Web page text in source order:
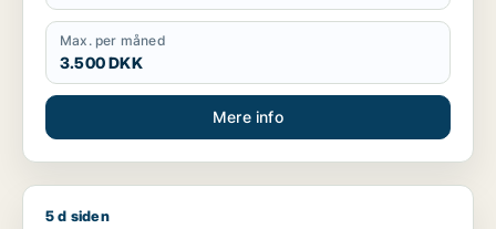
Max. per måned
3.500 DKK
Mere info
Signe søger kontor, lager, værksted, butik,
5 d siden